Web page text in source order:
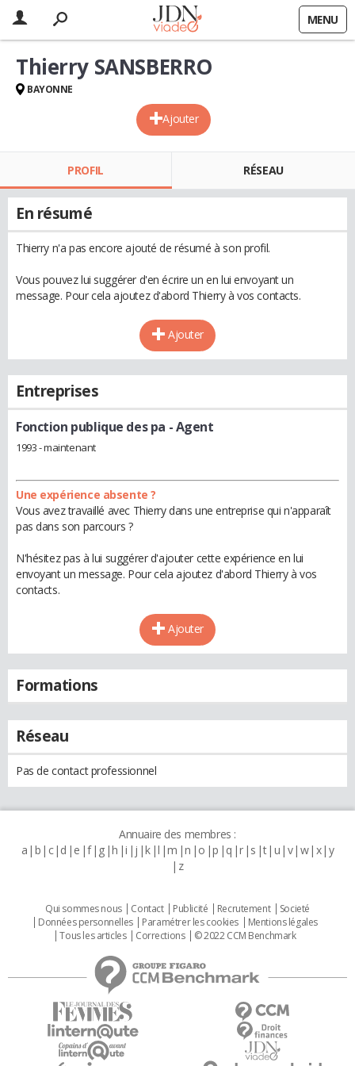
MENU
Ajouter
Thierry SANSBERRO
BAYONNE
PROFIL RÉSEAU
En résumé
Thierry n'a pas encore ajouté de résumé à son profil.
Vous pouvez lui suggérer d'en écrire un en lui envoyant un
message. Pour cela ajoutez d'abord Thierry à vos contacts.
Ajouter
Entreprises
Fonction publique des pa - Agent
1993 - maintenant
Une expérience absente ?
Vous avez travaillé avec Thierry dans une entreprise qui n'apparaît
pas dans son parcours ?
N'hésitez pas à lui suggérer d'ajouter cette expérience en lui
envoyant un message. Pour cela ajoutez d'abord Thierry à vos
contacts.
Ajouter
Formations
Réseau
Pas de contact professionnel
Annuaire des membres :
a b c d e f g h i j k l m n o p q r s t u v w x y
z
Qui sommes nous Contact Publicité Recrutement
Societé
Données personnelles
Paramétrer les cookies
Mentions légales
Tous les articles
Corrections © 2022 CCM Benchmark